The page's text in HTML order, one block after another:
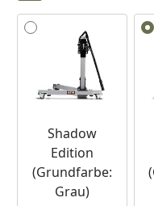
Bild anzeigen
Wunschliste
Alle anzeigen (2)
Shadow
Edition
(Grundfarbe:
Grau)